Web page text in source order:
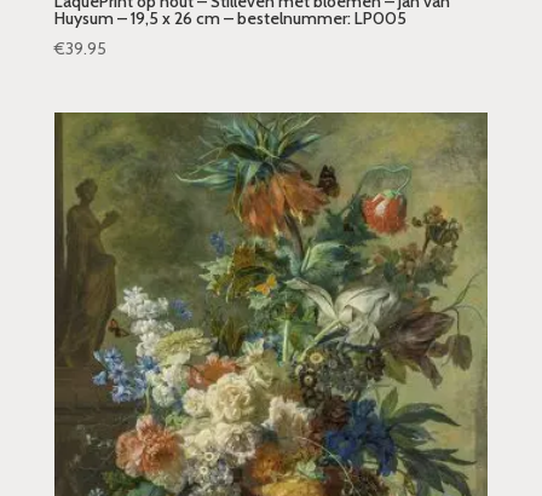
Huysum – 19,5 x 26 cm – bestelnummer: LP005
€39.95